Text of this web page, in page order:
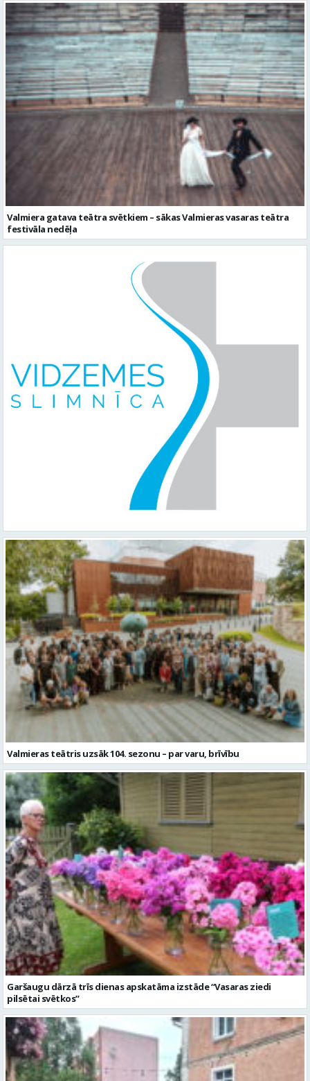
Valmiera gatava teātra svētkiem – sākas Valmieras vasaras teātra
festivāla nedēļa
Valmieras teātris uzsāk 104. sezonu – par varu, brīvību
Garšaugu dārzā trīs dienas apskatāma izstāde “Vasaras ziedi
pilsētai svētkos”